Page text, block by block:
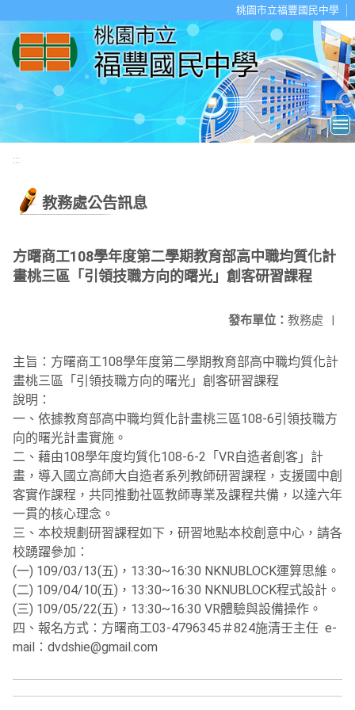
桃園市立福豐國民中學
:::
教務處公告訊息
方曙商工108學年度第二學期教育部高中職均質化計
畫桃三區「引領技職方向的曙光」創客研習課程
發布單位： 教務處 |
主旨：方曙商工108學年度第二學期教育部高中職均質化計
畫桃三區「引領技職方向的曙光」創客研習課程
說明：
一、依據教育部高中職均質化計畫桃三區108-6引領技職方
向的曙光計畫實施。
二、藉由108學年度均質化108-6-2「VR自造者創客」計
畫，導入國立高師大自造者系列教師研習課程，支援國中創
客實作課程，共同推動社區教師專業及課程共備，以達六年
一貫的核心理念。
三、本校規劃研習課程如下，研習地點本校創意中心，請各
校踴躍參加：
(一) 109/03/13(五)，13:30~16:30 NKNUBLOCK運算思維。
(二) 109/04/10(五)，13:30~16:30 NKNUBLOCK程式設計。
(三) 109/05/22(五)，13:30~16:30 VR體驗與設備操作。
四、報名方式：方曙商工03-4796345＃824施清壬主任 e-
mail：dvdshie@gmail.com